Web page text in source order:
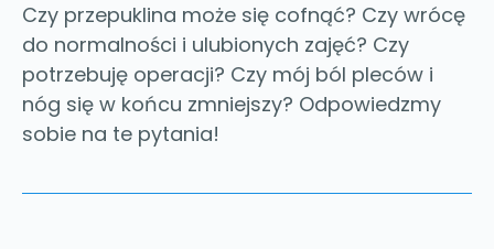
Czy przepuklina może się cofnąć? Czy wrócę
do normalności i ulubionych zajęć? Czy
potrzebuję operacji? Czy mój ból pleców i
nóg się w końcu zmniejszy? Odpowiedzmy
sobie na te pytania!